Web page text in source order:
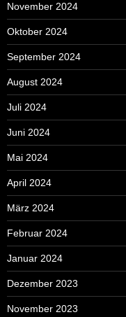
November 2024
Oktober 2024
September 2024
August 2024
Juli 2024
Juni 2024
Mai 2024
April 2024
März 2024
Februar 2024
Januar 2024
Dezember 2023
November 2023